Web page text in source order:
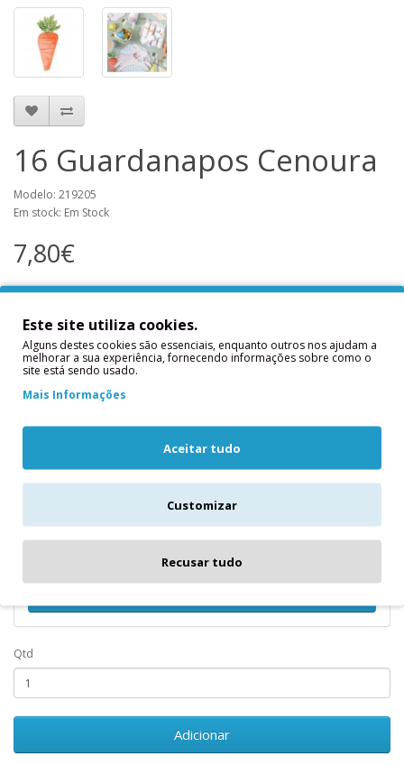
16 Guardanapos Cenoura
Modelo: 219205
Em stock: Em Stock
7,80€
Nome
Email
Qtd
Adicionar
Este site utiliza cookies.
Alguns destes cookies são essenciais, enquanto outros nos ajudam a
melhorar a sua experiência, fornecendo informações sobre como o
site está sendo usado.
Mais Informações
Aceitar tudo
Customizar
Recusar tudo